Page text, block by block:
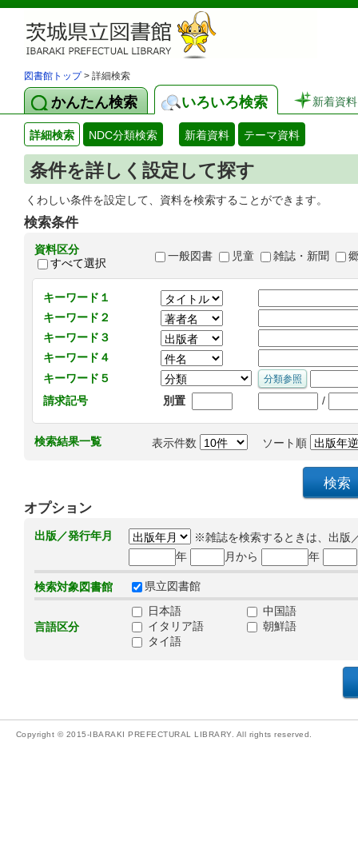
図書館トップ> 詳細検索
かんたん検索 いろいろ検索 新着資料
詳細検索 NDC分類検索 新着資料 テーマ資料
条件を詳しく設定して探す
くわしい条件を設定して、資料を検索することができます。
検索条件
資料区分
すべて選択
一般図書 児童 雑誌・新聞
キーワード１
キーワード２
キーワード３
キーワード４
キーワード５
請求記号
別置 /
検索結果一覧 表示件数 ソート順
オプション
出版／発行年月
※雑誌を検索するときは、出版
年
月から 年
検索対象図書館 県立図書館
言語区分
日本語
中国語
イタリア語
朝鮮語
タイ語
Copyright © 2015-IBARAKI PREFECTURAL LIBRARY. All rights reserved.